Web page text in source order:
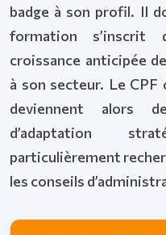
badge à son profil. Il
formation s’inscrit
croissance anticipée
à son secteur. Le
deviennent alors
d’adaptation
particulièrement
les conseils